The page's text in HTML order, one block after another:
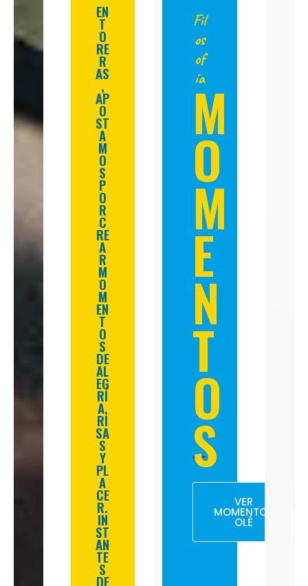
EN
T
O
RE
R
AS
,
AP
O
ST
A
M
O
S
P
O
R
C
RE
A
R
M
O
M
EN
T
O
S
DE
AL
EG
RÍ
A,
RI
SA
S
Y
PL
A
CE
R.
IN
ST
AN
TE
S
DE
Fil
os
of
ía
M
O
M
E
N
T
O
S
VER
MOMENTOS
OLÉ